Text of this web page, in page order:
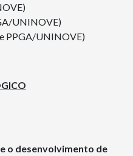
UNINOVE)
PPGA/UNINOVE)
o desenvolvimento de